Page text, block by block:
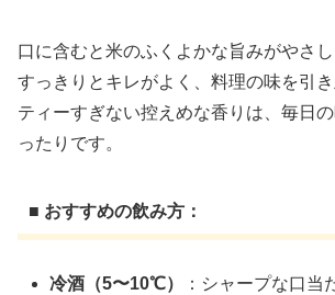
口に含むと米のふくよかな旨みがやさ
すっきりとキレがよく、料理の味を引
ティーすぎない控えめな香りは、毎日
ったりです。
■ おすすめの飲み方：
冷酒（5〜10℃）
：シャープな口当